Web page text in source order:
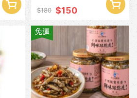
$180 $150
免運